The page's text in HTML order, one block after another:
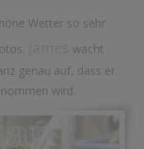
Wetter so sehr
wacht
genau auf, dass er
wird.